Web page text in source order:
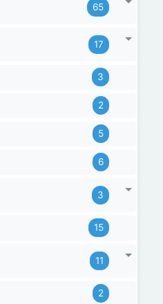
65
17
3
2
5
6
3
15
11
2